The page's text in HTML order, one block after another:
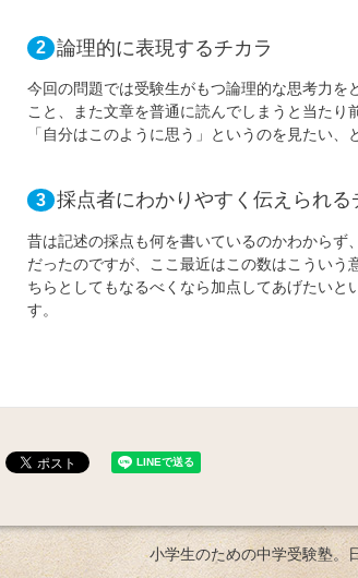
2 論理的に表現するチカラ
今回の問題では受験生がもつ論理的な思考力を
こと、また文章を普通に読んでしまうと当たり
「自分はこのように思う」というのを見たい、
3 採点者にわかりやすく伝えられる
昔は記述の採点も何を書いているのかわから
だったのですが、ここ最近はこの数はこういう
ちらとしてもなるべくなら加点してあげたい
す。
小学生のための中学受験塾。